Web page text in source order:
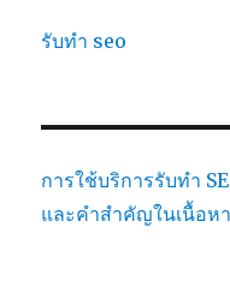
รับทำ seo
การใช้บริการรับทำ
และคำสำคัญในเนื้อหา